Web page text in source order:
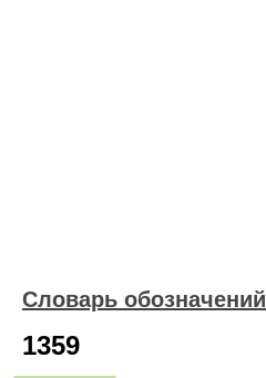
Словарь обозначений
1359